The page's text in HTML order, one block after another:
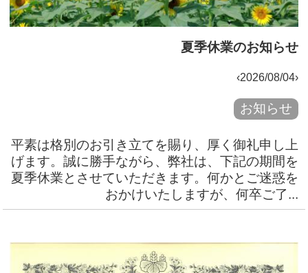
夏季休業のお知らせ
‹2026/08/04›
お知らせ
平素は格別のお引き立てを賜り、厚く御礼申し上
げます。誠に勝手ながら、弊社は、下記の期間を
夏季休業とさせていただきます。何かとご迷惑を
おかけいたしますが、何卒ご了...